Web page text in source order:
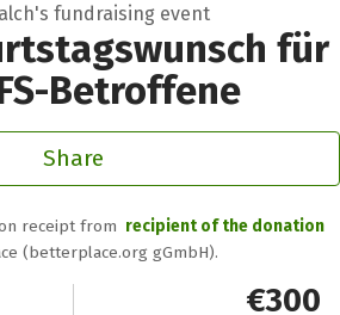
fundraising event
für
Betroffene
Share
receipt from recipient of the donation
(betterplace.org gGmbH).
€300